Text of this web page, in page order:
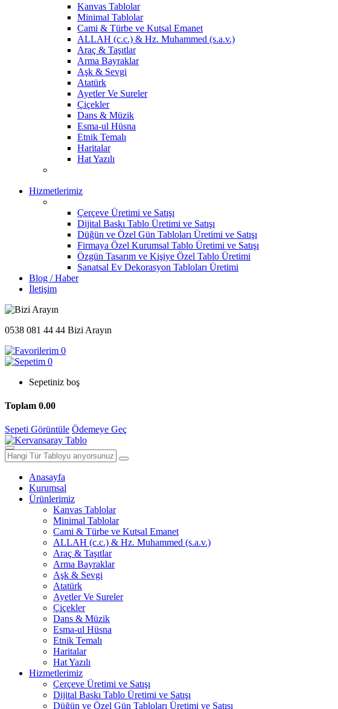
Kanvas Tablolar
Minimal Tablolar
Cami & Türbe ve Kutsal Emanet
ALLAH (c.c.) & Hz. Muhammed (s.a.v.)
Araç & Taşıtlar
Arma Bayraklar
Aşk & Sevgi
Atatürk
Ayetler Ve Sureler
Çiçekler
Dans & Müzik
Esma-ul Hüsna
Etnik Temalı
Haritalar
Hat Yazılı
Hizmetlerimiz
Çerçeve Üretimi ve Satışı
Dijital Baskı Tablo Üretimi ve Satışı
Düğün ve Özel Gün Tabloları Üretimi ve Satışı
Firmaya Özel Kurumsal Tablo Üretimi ve Satışı
Özgün Tasarım ve Kişiye Özel Tablo Üretimi
Sanatsal Ev Dekorasyon Tabloları Üretimi
Blog / Haber
İletişim
0538 081 44 44 Bizi Arayın
0
0
Sepetiniz boş
Toplam 0.00
Sepeti Görüntüle Ödemeye Geç
Anasayfa
Kurumsal
Ürünlerimiz
Kanvas Tablolar
Minimal Tablolar
Cami & Türbe ve Kutsal Emanet
ALLAH (c.c.) & Hz. Muhammed (s.a.v.)
Araç & Taşıtlar
Arma Bayraklar
Aşk & Sevgi
Atatürk
Ayetler Ve Sureler
Çiçekler
Dans & Müzik
Esma-ul Hüsna
Etnik Temalı
Haritalar
Hat Yazılı
Hizmetlerimiz
Çerçeve Üretimi ve Satışı
Dijital Baskı Tablo Üretimi ve Satışı
Düğün ve Özel Gün Tabloları Üretimi ve Satışı